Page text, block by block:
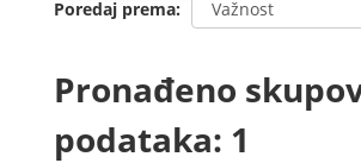
Poredaj prema
Pronađeno
podataka: 1